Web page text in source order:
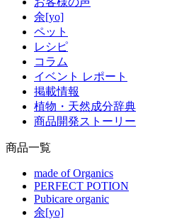
余[yo]
ペット
レシピ
コラム
イベント レポート
掲載情報
植物・天然成分辞典
商品開発ストーリー
商品一覧
made of Organics
PERFECT POTION
Pubicare organic
余[yo]